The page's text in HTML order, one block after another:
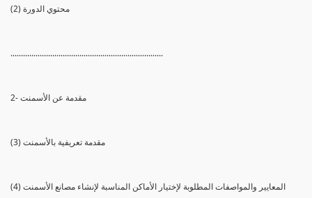
(2) محتوي الدورة
.........................................................................
2- مقدمة عن الأسمنت
(3) مقدمة تعريفية بالأسمنت
(4) المعايير والمواصفات المطلوبة لإختيار الأماكن المناسبة لإنشاء مصانع الأسمنت